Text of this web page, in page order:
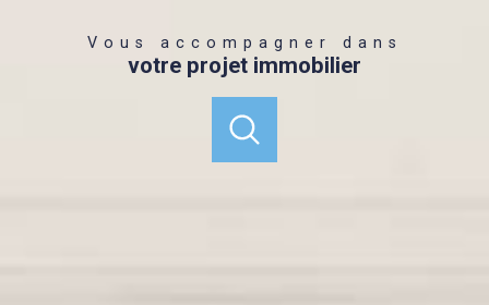
Vous accompagner dans
votre projet immobilier